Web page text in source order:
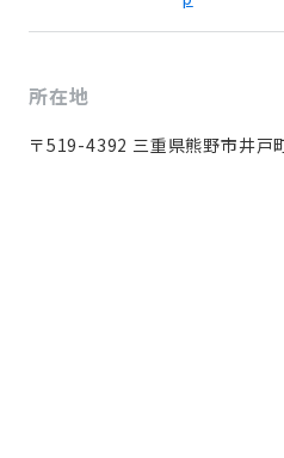
所在地
〒519-4392 三重県熊野市井戸